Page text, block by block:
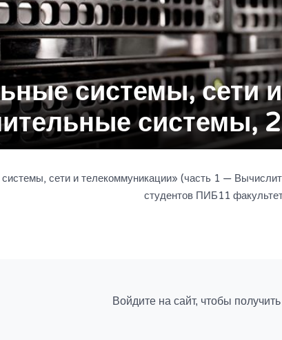
системы, сети
системы,
сети и телекоммуникации» (часть 1 —
студентов ПИБ11
Войдите на сайт, чтобы получить